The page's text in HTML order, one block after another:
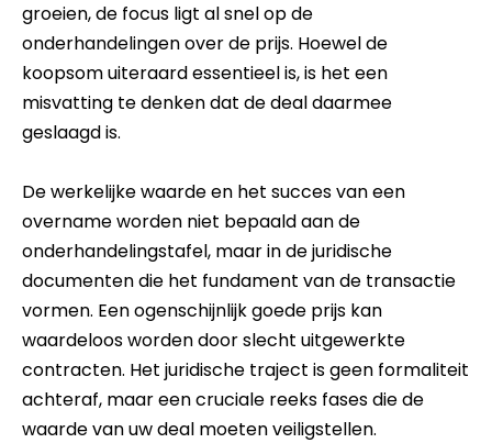
groeien, de focus ligt al snel op de
onderhandelingen over de prijs. Hoewel de
koopsom uiteraard essentieel is, is het een
misvatting te denken dat de deal daarmee
geslaagd is.
De werkelijke waarde en het succes van een
overname worden niet bepaald aan de
onderhandelingstafel, maar in de juridische
documenten die het fundament van de transactie
vormen. Een ogenschijnlijk goede prijs kan
waardeloos worden door slecht uitgewerkte
contracten. Het juridische traject is geen formaliteit
achteraf, maar een cruciale reeks fases die de
waarde van uw deal moeten veiligstellen.